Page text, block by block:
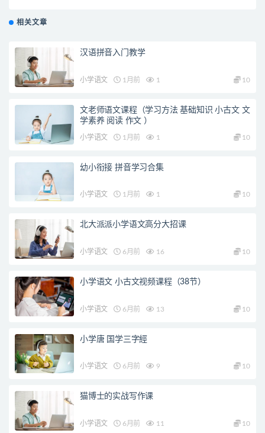
相关文章
汉语拼音入门教学
小学语文 1月前 1 10
文老师语文课程（学习方法 基础知识 小古文 文
学素养 阅读 作文 ）
小学语文 1月前 1 10
幼小衔接 拼音学习合集
小学语文 1月前 1 10
北大派派小学语文高分大招课
小学语文 6月前 16 10
小学语文 小古文视频课程（38节）
小学语文 6月前 13 10
小学唐 国学三字經
小学语文 6月前 9 10
猫博士的实战写作课
小学语文 6月前 11 10